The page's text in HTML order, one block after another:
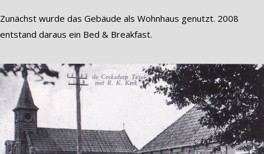
Zunächst wurde das Gebäude als Wohnhaus genutzt. 2008
entstand daraus ein Bed & Breakfast.